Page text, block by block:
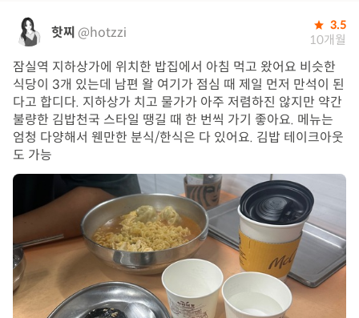
핫찌 @hotzzi 3.5
10개월
잠실역 지하상가에 위치한 밥집에서 아침 먹고 왔어요 비슷한
식당이 3개 있는데 남편 왈 여기가 점심 때 제일 먼저 만석이 된
다고 합디다. 지하상가 치고 물가가 아주 저렴하진 않지만 약간
불량한 김밥천국 스타일 땡길 때 한 번씩 가기 좋아요. 메뉴는
엄청 다양해서 웬만한 분식/한식은 다 있어요. 김밥 테이크아웃
도 가능